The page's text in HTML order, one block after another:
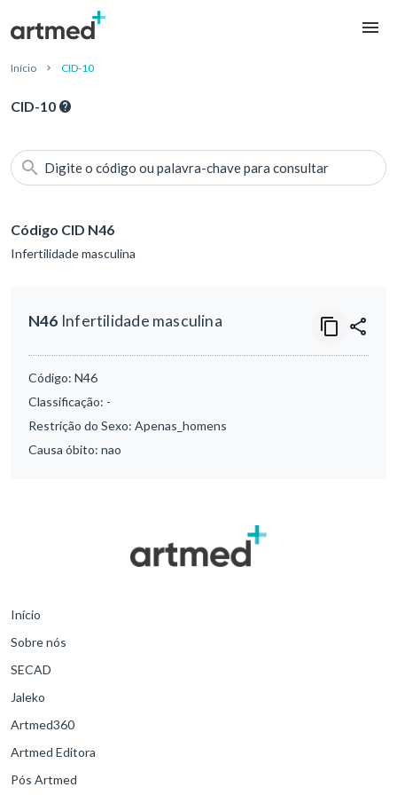
Início CID-10
CID-10
Digite o código ou palavra-chave para consultar
Código CID N46
Infertilidade masculina
N46 Infertilidade masculina
Código: N46
Classificação: -
Restrição do Sexo: Apenas_homens
Causa óbito: nao
Início
Sobre nós
SECAD
Jaleko
Artmed360
Artmed Editora
Pós Artmed